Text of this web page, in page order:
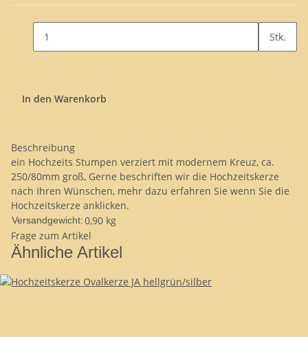
Stk.
In den Warenkorb
Beschreibung
ein Hochzeits Stumpen verziert mit modernem Kreuz, ca.
250/80mm groß, Gerne beschriften wir die Hochzeitskerze
nach Ihren Wünschen, mehr dazu erfahren Sie wenn Sie die
Hochzeitskerze anklicken.
Versandgewicht:0,90 kg
Frage zum Artikel
Ähnliche Artikel